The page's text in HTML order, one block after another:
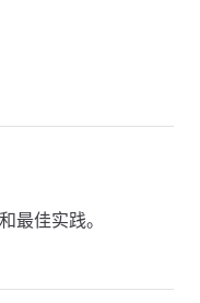
最佳实践。